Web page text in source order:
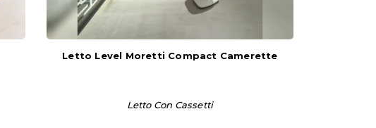
Letto Level Moretti Compact Camerette
Letto Con Cassetti